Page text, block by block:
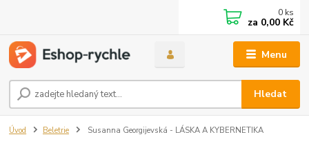
Menu
Hledat
0 ks
za 0,00 Kč
Úvod Beletrie Susanna Georgijevská - LÁSKA A KYBERNETIKA